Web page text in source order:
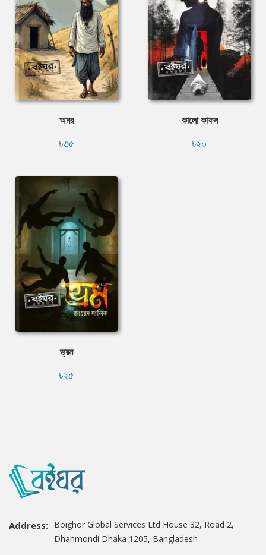
অমর
৳৩৫
কালো কাফন
৳২০
ভ্রম
৳২৫
Address: Boighor Global Services Ltd House 32, Road 2,
Dhanmondi Dhaka 1205, Bangladesh